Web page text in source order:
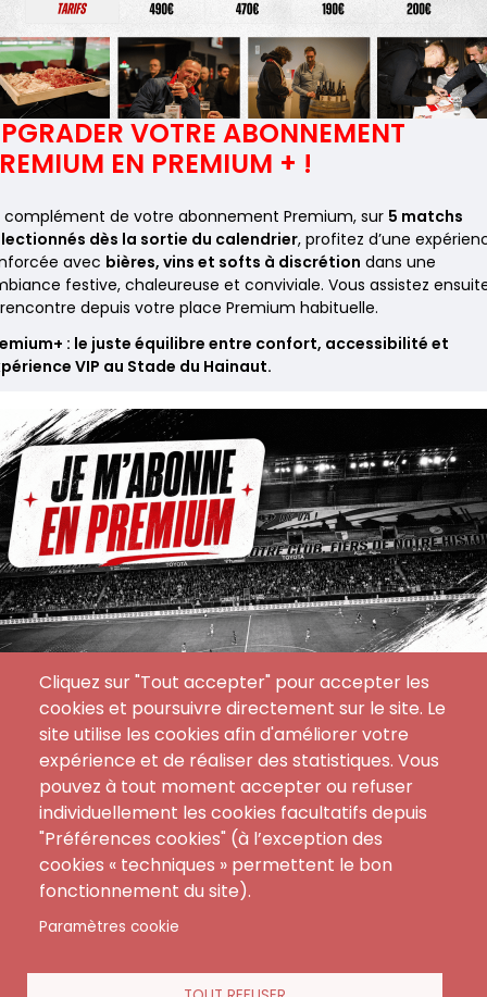
VOTRE ABONNEMENT
EN PREMIUM + !
complément de votre abonnement Premium, sur 5 matchs
dès la sortie du calendrier, profitez d’une
avec bières, vins et softs à discrétion dans une
festive, chaleureuse et conviviale. Vous assistez
depuis votre place Premium habituelle.
: le juste équilibre entre confort, accessibilité et
VIP au Stade du Hainaut.
Cliquez sur "Tout accepter" pour accepter les
cookies et poursuivre directement sur le site. Le
site utilise les cookies afin d'améliorer votre
expérience et de réaliser des statistiques. Vous
pouvez à tout moment accepter ou refuser
individuellement les cookies facultatifs depuis
"Préférences cookies" (à l’exception des
cookies « techniques » permettent le bon
fonctionnement du site).
Paramètres cookie
Menu
footer
CGA
Contact